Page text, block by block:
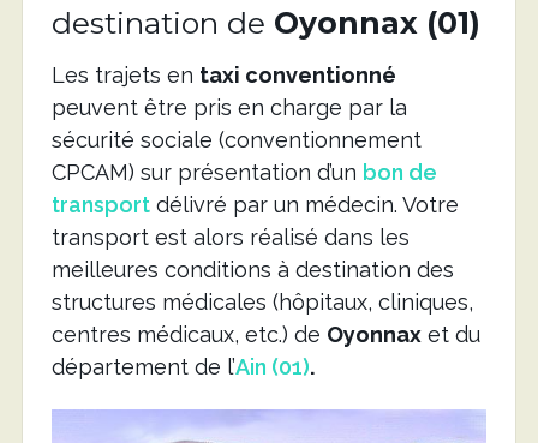
destination de Oyonnax (01)
Les trajets en taxi conventionné
peuvent être pris en charge par la
sécurité sociale (conventionnement
CPCAM) sur présentation d’un bon de
transportdélivré par un médecin. Votre
transport est alors réalisé dans les
meilleures conditions à destination des
structures médicales (hôpitaux, cliniques,
centres médicaux, etc.) de Oyonnaxet du
département de l’Ain (01).